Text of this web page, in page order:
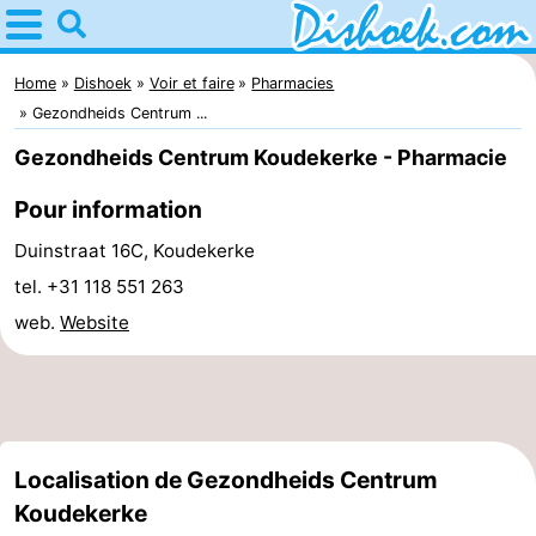
Home
Dishoek
Astuces
les
enfants
Passer
la
nuit
Appartements
-
Dishoek
Noordzee
Campings
Home Dishoek Voir et faire
Pharmacies
Gezondheids Centrum ...
Gezondheids Centrum Koudekerke - Pharmacie
Pour information
Duinstraat 16C, Koudekerke
tel. +31 118 551 263
web. Website
Localisation de Gezondheids Centrum
Koudekerke